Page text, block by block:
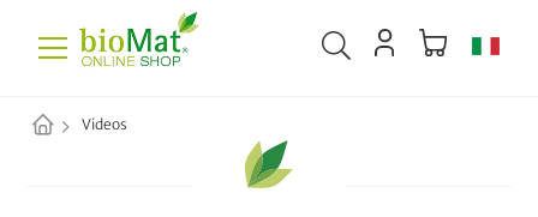
Videos